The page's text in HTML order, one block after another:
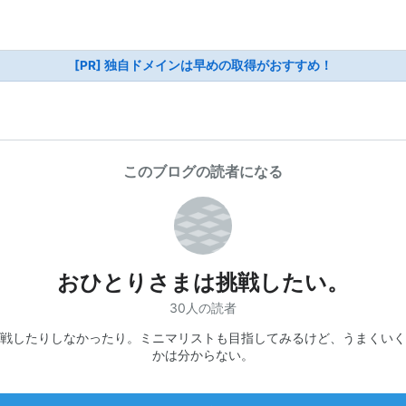
[PR] 独自ドメインは早めの取得がおすすめ！
このブログの読者になる
おひとりさまは挑戦したい。
30人の読者
したりしなかったり。ミニマリストも目指してみるけど、うまくい
かは分からない。